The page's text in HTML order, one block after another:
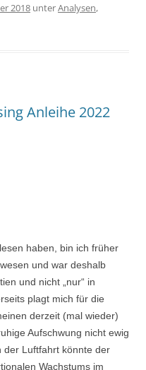
2018 unterAnalysen,
Anleihe 2022
haben, bin ich früher
und war deshalb
und nicht „nur“ in
plagt mich für die
derzeit (mal wieder)
Aufschwung nicht ewig
der Luftfahrt könnte der
Wachstums im